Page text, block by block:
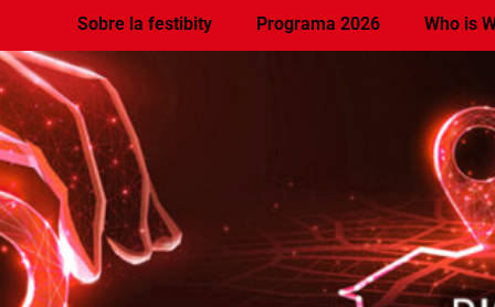
Sobre la festibity Programa 2026 Who is